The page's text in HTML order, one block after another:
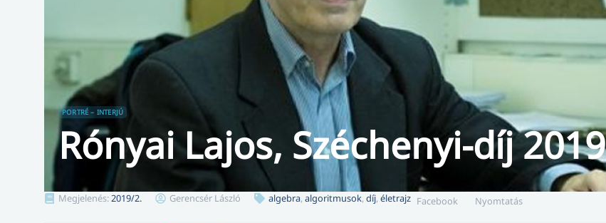
PORTRÉ – INTERJÚ
Rónyai Lajos, Széchenyi-díj 2019
Megjelenés:2019/2. Gerencsér László algebra, algoritmusok, díj, életrajz Facebook Nyomtatás